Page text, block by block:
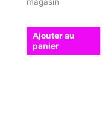
Ajouter au
panier